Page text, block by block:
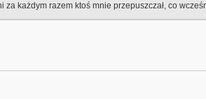
każdym razem ktoś mnie przepuszczał, co